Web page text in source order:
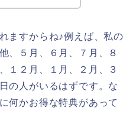
ますからね♪例えば、私の
、５月、６月、７月、８
１２月、１月、２月、３
の人がいるはずです。な
何かお得な特典があって